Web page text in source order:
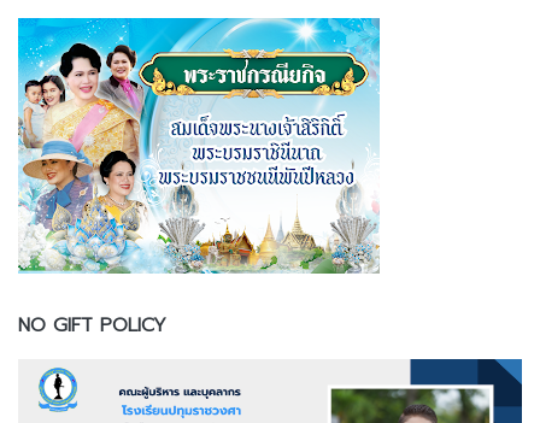
NO GIFT POLICY